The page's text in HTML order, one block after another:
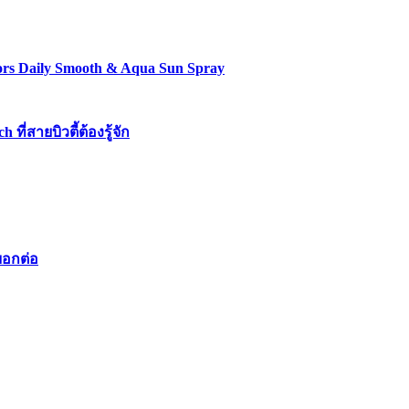
Daily Smooth & Aqua Sun Spray
ที่สายบิวตี้ต้องรู้จัก
อกต่อ